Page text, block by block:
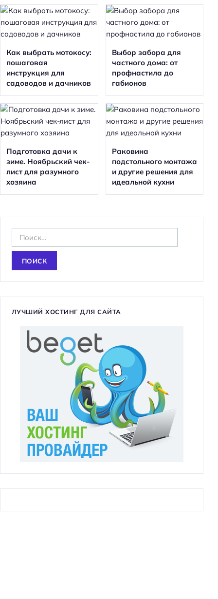
Как выбрать мотокосу:
пошаговая
инструкция для
садоводов и дачников
Выбор забора для
частного дома: от
профнастила до
габионов
Подготовка дачи к
зиме. Ноябрьский чек-
лист для разумного
хозяина
Раковина
подстольного монтажа
и другие решения для
идеальной кухни
а
и
ЛУЧШИЙ ХОСТИНГ ДЛЯ САЙТА